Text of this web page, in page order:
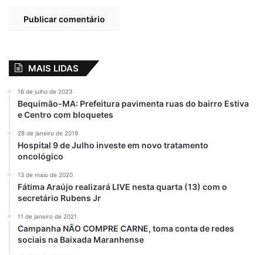
Reatou
MAIS LIDAS
16 de julho de 2023
Bequimão-MA: Prefeitura pavimenta ruas do bairro Estiva
e Centro com bloquetes
28 de janeiro de 2019
Hospital 9 de Julho investe em novo tratamento
oncológico
13 de maio de 2020
Fátima Araújo realizará LIVE nesta quarta (13) com o
secretário Rubens Jr
11 de janeiro de 2021
Campanha NÃO COMPRE CARNE, toma conta de redes
sociais na Baixada Maranhense